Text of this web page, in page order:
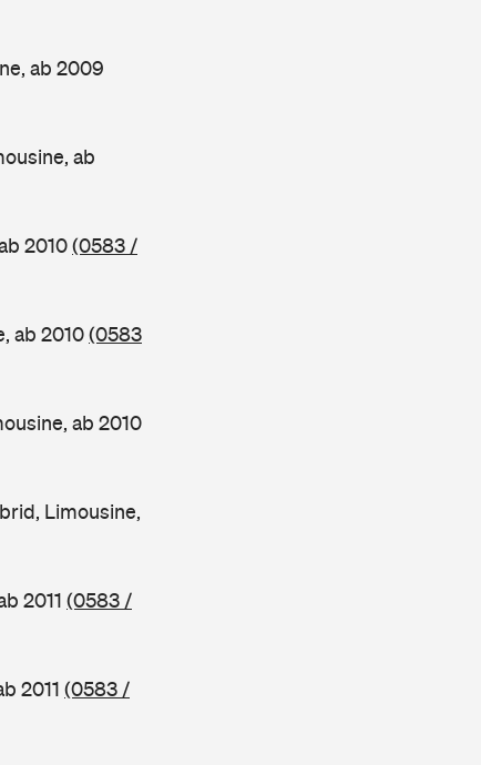
ab 2009
ab
2010(0583 /
ab 2010(0583
ab 2010
Limousine,
2011 (0583 /
2011 (0583 /